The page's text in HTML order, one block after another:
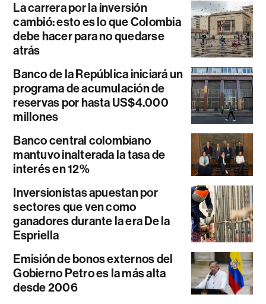
La carrera por la inversión
cambió: esto es lo que Colombia
debe hacer para no quedarse
atrás
Banco de la República iniciará un
programa de acumulación de
reservas por hasta US$4.000
millones
Banco central colombiano
mantuvo inalterada la tasa de
interés en 12%
Inversionistas apuestan por
sectores que ven como
ganadores durante la era De la
Espriella
Emisión de bonos externos del
Gobierno Petro es la más alta
desde 2006